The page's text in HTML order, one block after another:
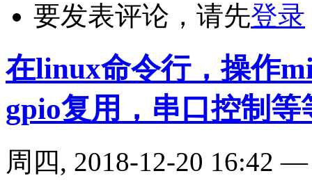
要发表评论，请先登录
在linux命令行，操作
gpio复用，串口控制等
周四, 2018-12-20 16:42